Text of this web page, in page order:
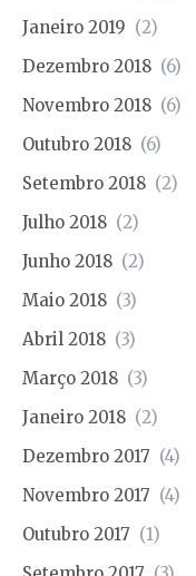
Janeiro 2019 (2)
Dezembro 2018 (6)
Novembro 2018 (6)
Outubro 2018 (6)
Setembro 2018 (2)
Julho 2018 (2)
Junho 2018 (2)
Maio 2018 (3)
Abril 2018 (3)
Março 2018 (3)
Janeiro 2018 (2)
Dezembro 2017 (4)
Novembro 2017 (4)
Outubro 2017 (1)